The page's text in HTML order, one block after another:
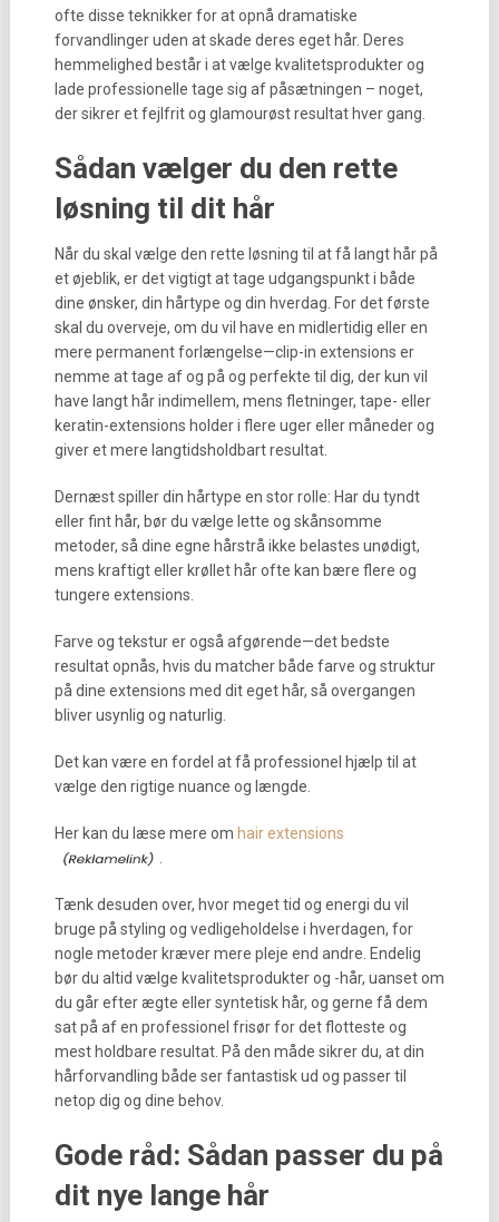
ofte disse teknikker for at opnå dramatiske
forvandlinger uden at skade deres eget hår. Deres
hemmelighed består i at vælge kvalitetsprodukter og
lade professionelle tage sig af påsætningen – noget,
der sikrer et fejlfrit og glamourøst resultat hver gang.
Sådan vælger du den rette
løsning til dit hår
Når du skal vælge den rette løsning til at få langt hår på
et øjeblik, er det vigtigt at tage udgangspunkt i både
dine ønsker, din hårtype og din hverdag. For det første
skal du overveje, om du vil have en midlertidig eller en
mere permanent forlængelse—clip-in extensions er
nemme at tage af og på og perfekte til dig, der kun vil
have langt hår indimellem, mens fletninger, tape- eller
keratin-extensions holder i flere uger eller måneder og
giver et mere langtidsholdbart resultat.
Dernæst spiller din hårtype en stor rolle: Har du tyndt
eller fint hår, bør du vælge lette og skånsomme
metoder, så dine egne hårstrå ikke belastes unødigt,
mens kraftigt eller krøllet hår ofte kan bære flere og
tungere extensions.
Farve og tekstur er også afgørende—det bedste
resultat opnås, hvis du matcher både farve og struktur
på dine extensions med dit eget hår, så overgangen
bliver usynlig og naturlig.
Det kan være en fordel at få professionel hjælp til at
vælge den rigtige nuance og længde.
Her kan du læse mere om hair extensions
Tænk desuden over, hvor meget tid og energi du vil
bruge på styling og vedligeholdelse i hverdagen, for
nogle metoder kræver mere pleje end andre. Endelig
bør du altid vælge kvalitetsprodukter og -hår, uanset om
du går efter ægte eller syntetisk hår, og gerne få dem
sat på af en professionel frisør for det flotteste og
mest holdbare resultat. På den måde sikrer du, at din
hårforvandling både ser fantastisk ud og passer til
netop dig og dine behov.
Gode råd: Sådan passer du på
dit nye lange hår